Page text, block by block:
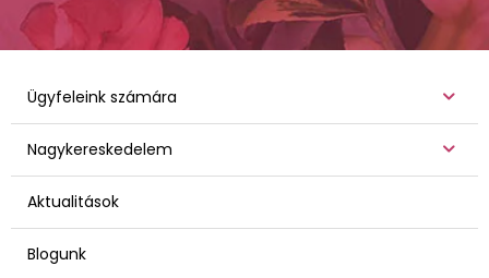
Ügyfeleink számára
Nagykereskedelem
Aktualitások
Blogunk